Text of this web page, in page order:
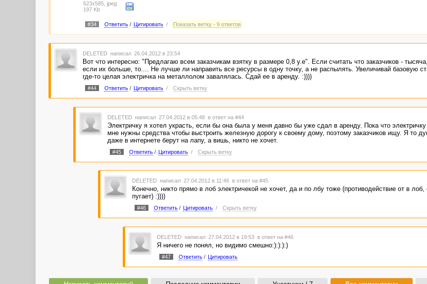
623x585, jpeg
197 Kb
#34 Ответить/ Цитировать / Показать ветку - 9 ответов
DELETED написал 26.04.2012 в 23:54
Вот что интересно: "Предлагаю всем заказчикам взятку в размере 0,8 у.е". Если считать что заказчиков -
если их больше, то.... Не лучше ли направить все ресурсы в одну точку, а не распылять. Увеличивай базовую
где-то целая электричка на металлолом завалялась. Сдай ее в аренду. :))))
#44 Ответить/ Цитировать / Скрыть ветку
DELETED написал 27.04.2012 в 05:48 в ответ на #44
Электричку я хотел украсть, если бы она была у меня давно бы уже сдал в аренду. Пока что электричку
мне нужны средства чтобы выстроить железную дорогу к своему дому, поэтому заказчиков ищу. Я то
даже в интернете берут на лапу, а вишь, никто не хочет.
#45 Ответить/ Цитировать / Скрыть ветку
DELETED написал 27.04.2012 в 11:46 в ответ на #45
Конечно, никто прямо в лоб электричекой не хочет, да и по лбу тоже (противодействие от в лоб,
пугает) :))))
#46 Ответить/ Цитировать / Скрыть ветку
DELETED написал 27.04.2012 в 19:53 в ответ на #46
Я ничего не понял, но видимо смешно:):):):)
#47 Ответить/ Цитировать